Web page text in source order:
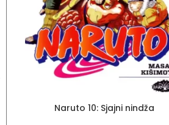
Naruto 10: Sjajni nindža